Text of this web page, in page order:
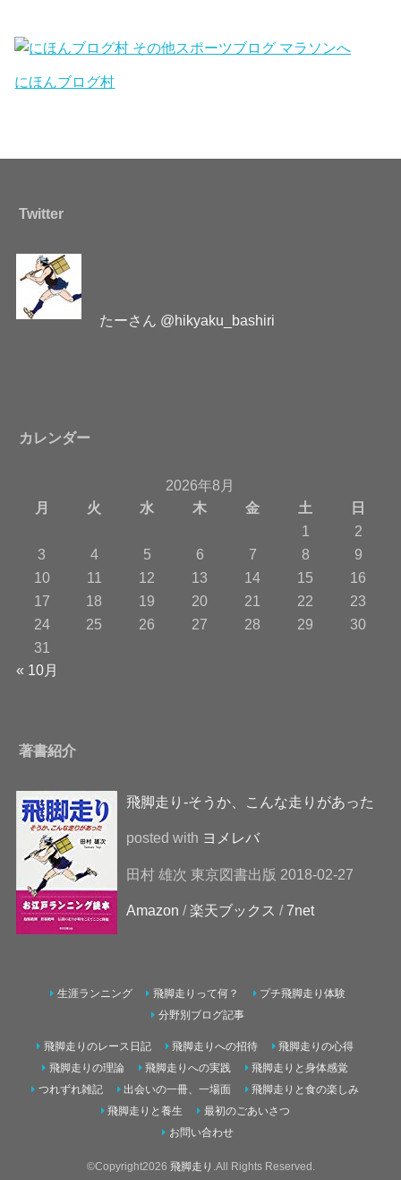
にほんブログ村
Twitter
たーさん @hikyaku_bashiri
カレンダー
2026年8月
月
火 水 木 金 土
日
1
2
3
4 5 6 7 8
9
10
11 12 13 14 15
16
17
18 19 20 21 22
23
24
25 26 27 28 29
30
31
« 10月
著書紹介
飛脚走り-そうか、こんな走りがあった
posted with ヨメレバ
田村 雄次 東京図書出版 2018-02-27
Amazon /楽天ブックス /7net
生涯ランニング 飛脚走りって何？
プチ飛脚走り体験
分野別ブログ記事
飛脚走りのレース日記 飛脚走りへの招待
飛脚走りの心得
飛脚走りの理論
飛脚走りへの実践
飛脚走りと身体感覚
つれずれ雑記
出会いの一冊、一場面
飛脚走りと食の楽しみ
飛脚走りと養生
最初のごあいさつ
お問い合わせ
©Copyright2026 飛脚走り .All Rights Reserved.